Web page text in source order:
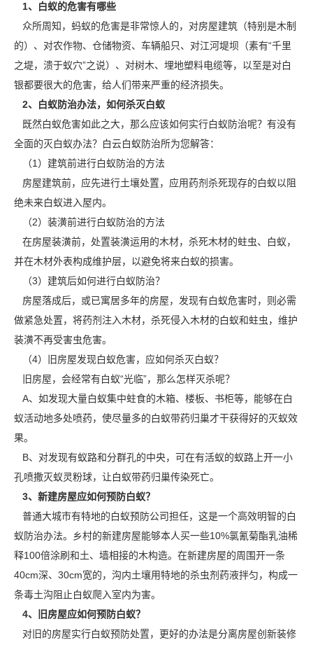
1、白蚁的危害有哪些
众所周知，蚂蚁的危害是非常惊人的，对房屋建筑（特别是木制
的）、对农作物、仓储物资、车辆船只、对江河堤坝（素有“千里
之堤，溃于蚁穴”之说）、对树木、埋地塑料电缆等，以至是对白
银都要很大的危害，给人们带来严重的经济损失。
2、白蚁防治办法，如何杀灭白蚁
既然白蚁危害如此之大，那么应该如何实行白蚁防治呢？有没有
全面的灭白蚁办法？白云白蚁防治所为您解答：
（1）建筑前进行白蚁防治的方法
房屋建筑前，应先进行土壤处置，应用药剂杀死现存的白蚁以阻
绝未来白蚁进入屋内。
（2）装潢前进行白蚁防治的方法
在房屋装潢前，处置装潢运用的木材，杀死木材的蛀虫、白蚁，
并在木材外表构成维护层，以避免将来白蚁的损害。
（3）建筑后如何进行白蚁防治？
房屋落成后，或已寓居多年的房屋，发现有白蚁危害时，则必需
做紧急处置，将药剂注入木材，杀死侵入木材的白蚁和蛀虫，维护
装潢不再受害虫危害。
（4）旧房屋发现白蚁危害，应如何杀灭白蚁？
旧房屋，会经常有白蚁“光临”，那么怎样灭杀呢？
A、如发现大量白蚁集中蛀食的木箱、楼板、书柜等，能够在白
蚁活动地多处喷药，使尽量多的白蚁带药归巢才干获得好的灭蚁效
果。
B、对发现有蚁路和分群孔的中央，可在有活蚁的蚁路上开一小
孔喷撒灭蚁灵粉球，让白蚁带药归巢传染死亡。
3、新建房屋应如何预防白蚁？
普通大城市有特地的白蚁预防公司担任，这是一个高效明智的白
蚁防治办法。乡村的新建房屋能够本人买一些10%氯氰菊酯乳油稀
释100倍涂刷和土、墙相接的木构造。在新建房屋的周围开一条
40cm深、30cm宽的，沟内土壤用特地的杀虫剂药液拌匀，构成一
条毒土沟阻止白蚁爬入室内为害。
4、旧房屋应如何预防白蚁？
对旧的房屋实行白蚁预防处置，更好的办法是分离房屋创新装修